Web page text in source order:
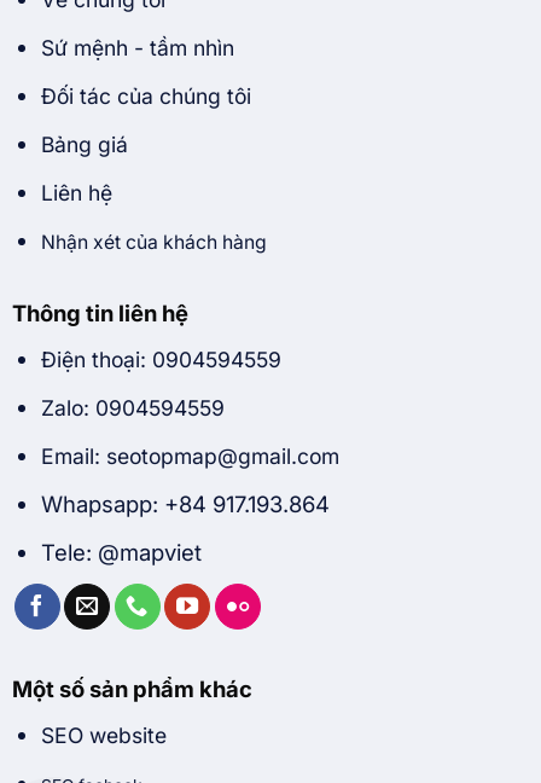
Sứ mệnh - tầm nhìn
Đối tác của chúng tôi
Bảng giá
Liên hệ
Nhận xét của khách hàng
Thông tin liên hệ
Điện thoại: 0904594559
Zalo: 0904594559
Email: seotopmap@gmail.com
Whapsapp: +84 917.193.864
Tele: @mapviet
Một số sản phẩm khác
SEO website